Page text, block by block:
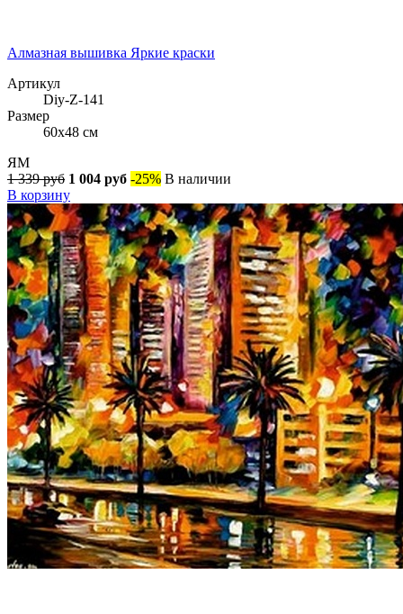
Алмазная вышивка Яркие краски
Артикул
Diy-Z-141
Размер
60x48 см
ЯМ
1 339 руб 1 004 руб -25% В наличии
В корзину